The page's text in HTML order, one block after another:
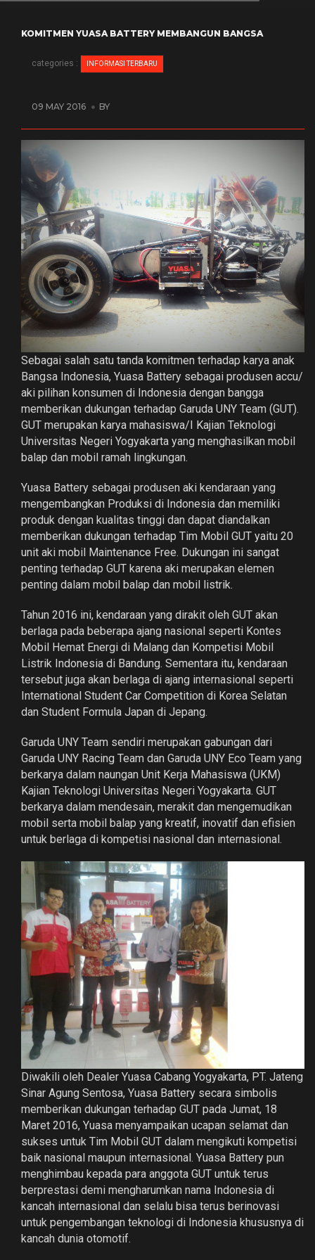
KOMITMEN YUASA BATTERY MEMBANGUN BANGSA
categories : INFORMASI TERBARU
09 MAY 2016 BY
Sebagai salah satu tanda komitmen terhadap karya anak
Bangsa Indonesia, Yuasa Battery sebagai produsen accu/
aki pilihan konsumen di Indonesia dengan bangga
memberikan dukungan terhadap Garuda UNY Team (GUT).
GUT merupakan karya mahasiswa/I Kajian Teknologi
Universitas Negeri Yogyakarta yang menghasilkan mobil
balap dan mobil ramah lingkungan.
Yuasa Battery sebagai produsen aki kendaraan yang
mengembangkan Produksi di Indonesia dan memiliki
produk dengan kualitas tinggi dan dapat diandalkan
memberikan dukungan terhadap Tim Mobil GUT yaitu 20
unit aki mobil Maintenance Free. Dukungan ini sangat
penting terhadap GUT karena aki merupakan elemen
penting dalam mobil balap dan mobil listrik.
Tahun 2016 ini, kendaraan yang dirakit oleh GUT akan
berlaga pada beberapa ajang nasional seperti Kontes
Mobil Hemat Energi di Malang dan Kompetisi Mobil
Listrik Indonesia di Bandung. Sementara itu, kendaraan
tersebut juga akan berlaga di ajang internasional seperti
International Student Car Competition di Korea Selatan
dan Student Formula Japan di Jepang.
Garuda UNY Team sendiri merupakan gabungan dari
Garuda UNY Racing Team dan Garuda UNY Eco Team yang
berkarya dalam naungan Unit Kerja Mahasiswa (UKM)
Kajian Teknologi Universitas Negeri Yogyakarta. GUT
berkarya dalam mendesain, merakit dan mengemudikan
mobil serta mobil balap yang kreatif, inovatif dan efisien
untuk berlaga di kompetisi nasional dan internasional.
Diwakili oleh Dealer Yuasa Cabang Yogyakarta, PT. Jateng
Sinar Agung Sentosa, Yuasa Battery secara simbolis
memberikan dukungan terhadap GUT pada Jumat, 18
Maret 2016, Yuasa menyampaikan ucapan selamat dan
sukses untuk Tim Mobil GUT dalam mengikuti kompetisi
baik nasional maupun internasional. Yuasa Battery pun
menghimbau kepada para anggota GUT untuk terus
berprestasi demi mengharumkan nama Indonesia di
kancah internasional dan selalu bisa terus berinovasi
untuk pengembangan teknologi di Indonesia khususnya di
kancah dunia otomotif.